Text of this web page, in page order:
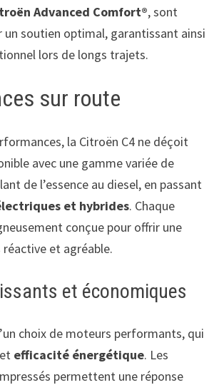
Advanced Comfort®, sont
un soutien optimal, garantissant ainsi
lors de longs trajets.
sur route
la Citroën C4 ne déçoit
avec une gamme variée de
de l’essence au diesel, en passant
et hybrides. Chaque
conçue pour offrir une
et agréable.
et économiques
choix de moteurs performants, qui
efficacité énergétique. Les
permettent une réponse